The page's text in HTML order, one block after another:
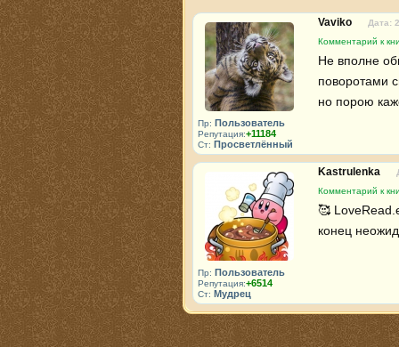
Пр: Пользователь
Репутация:+11184
Ст: Просветлённый
Vaviko
Дата:
Комментарий к
Не вполне
поворотами
но порою
Пр: Пользователь
Репутация:+6514
Ст: Мудрец
Kastrulenka
Комментарий к
🥰
конец